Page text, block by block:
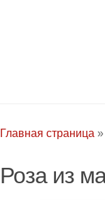
Главная страница »
Роза из